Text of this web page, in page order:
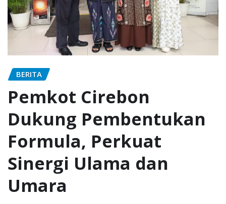
BERITA
Pemkot Cirebon
Dukung Pembentukan
Formula, Perkuat
Sinergi Ulama dan
Umara